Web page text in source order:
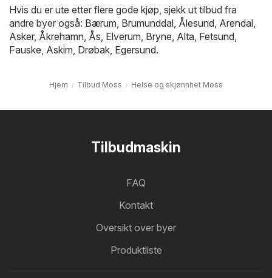
Hvis du er ute etter flere gode kjøp, sjekk ut tilbud fra
andre byer også: Bærum, Brumunddal, Ålesund, Arendal,
Asker, Åkrehamn, Ås, Elverum, Bryne, Alta, Fetsund,
Fauske, Askim, Drøbak, Egersund.
Hjem Tilbud Moss Helse og skjønnhet Moss
Tilbudmaskin
FAQ
Kontakt
Oversikt over byer
Produktliste